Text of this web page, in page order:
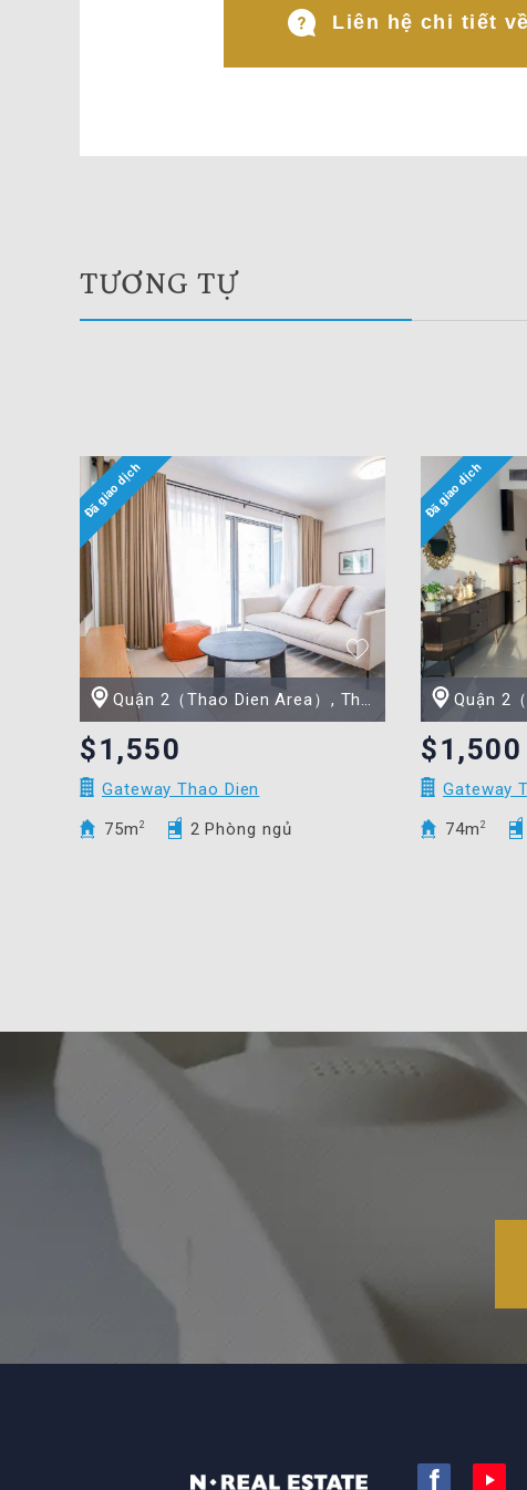
Liên hệ chi tiết
TƯƠNG TỰ
Quận 2（Thao Dien Area）, Thành phố Hồ Chí Minh
$1,550
Gateway Thao Dien
75m 2 2 Phòng ngủ
Quận 2（
$1,500
Gateway
74m 2